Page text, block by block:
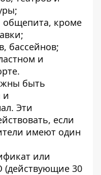
общепита, кроме
бассейнов;
и
быть
и
Эти
если
имеют один
или
(действующие 30